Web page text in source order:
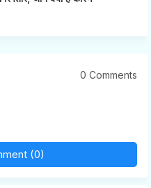
0 Comments
(0)